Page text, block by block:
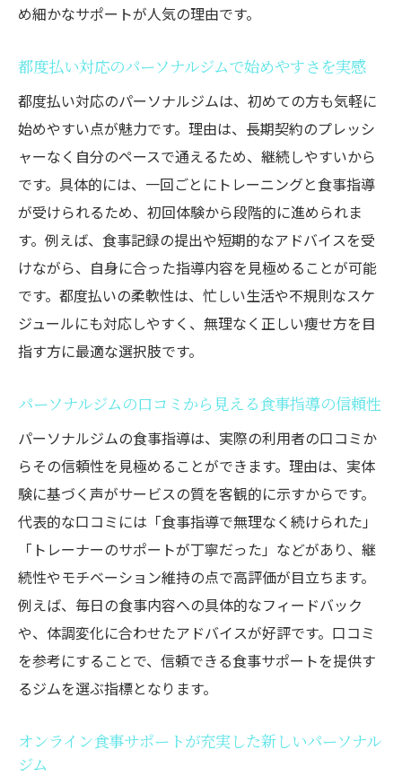
め細かなサポートが人気の理由です。
都度払い対応のパーソナルジムで始めやすさを実感
都度払い対応のパーソナルジムは、初めての方も気軽に
始めやすい点が魅力です。理由は、長期契約のプレッシ
ャーなく自分のペースで通えるため、継続しやすいから
です。具体的には、一回ごとにトレーニングと食事指導
が受けられるため、初回体験から段階的に進められま
す。例えば、食事記録の提出や短期的なアドバイスを受
けながら、自身に合った指導内容を見極めることが可能
です。都度払いの柔軟性は、忙しい生活や不規則なスケ
ジュールにも対応しやすく、無理なく正しい痩せ方を目
指す方に最適な選択肢です。
パーソナルジムの口コミから見える食事指導の信頼性
パーソナルジムの食事指導は、実際の利用者の口コミか
らその信頼性を見極めることができます。理由は、実体
験に基づく声がサービスの質を客観的に示すからです。
代表的な口コミには「食事指導で無理なく続けられた」
「トレーナーのサポートが丁寧だった」などがあり、継
続性やモチベーション維持の点で高評価が目立ちます。
例えば、毎日の食事内容への具体的なフィードバック
や、体調変化に合わせたアドバイスが好評です。口コミ
を参考にすることで、信頼できる食事サポートを提供す
るジムを選ぶ指標となります。
オンライン食事サポートが充実した新しいパーソナル
ジム